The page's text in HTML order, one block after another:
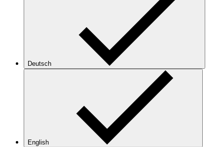
Deutsch
English